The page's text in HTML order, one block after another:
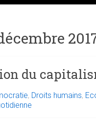
du
, Droits humains,